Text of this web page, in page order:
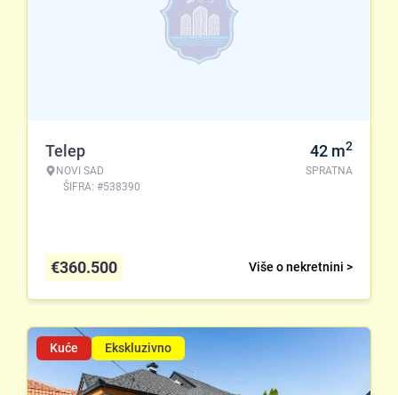
Telep
NOVI SAD
ŠIFRA: #538390
42 m2
SPRATNA
Više o nekretnini >
€360.500
Kuće Ekskluzivno